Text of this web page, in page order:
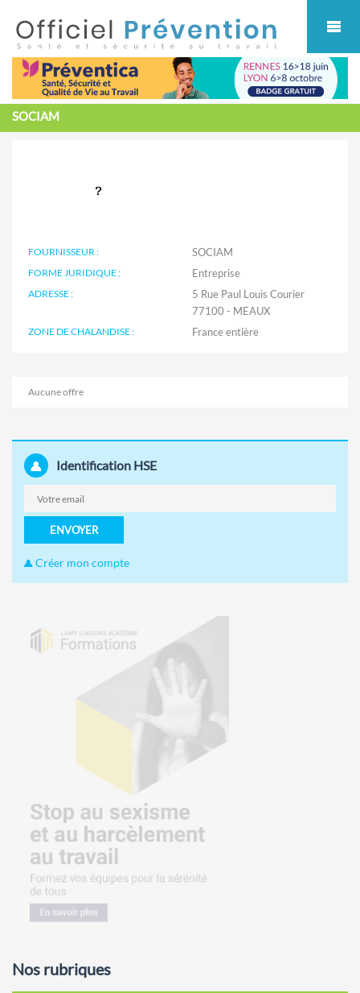
SOCIAM
FOURNISSEUR : SOCIAM
FORME JURIDIQUE : Entreprise
ADRESSE :
5 Rue Paul Louis Courier
77100 - MEAUX
ZONE DE CHALANDISE :
Aucune offre
Identification HSE
ENVOYER
Créer mon compte
Nos rubriques